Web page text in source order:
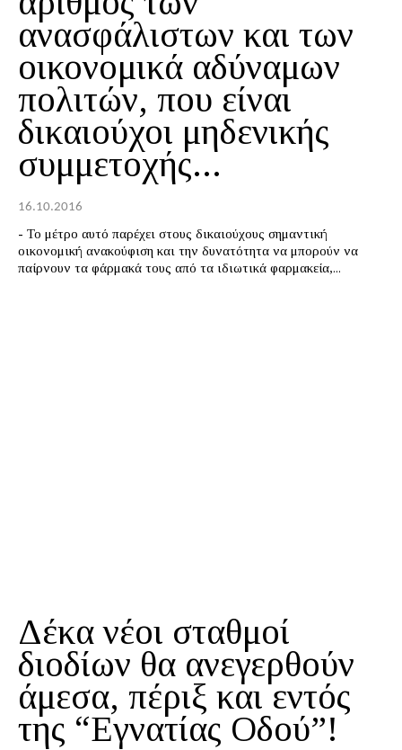
ανασφάλιστων και των
οικονομικά αδύναμων
πολιτών, που είναι
δικαιούχοι μηδενικής
συμμετοχής...
16.10.2016
- Το μέτρο αυτό παρέχει στους δικαιούχους σημαντική
οικονομική ανακούφιση και την δυνατότητα να μπορούν να
παίρνουν τα φάρμακά τους από τα ιδιωτικά φαρμακεία,...
Δέκα νέοι σταθμοί
διοδίων θα ανεγερθούν
άμεσα, πέριξ και εντός
της “Εγνατίας Οδού”!